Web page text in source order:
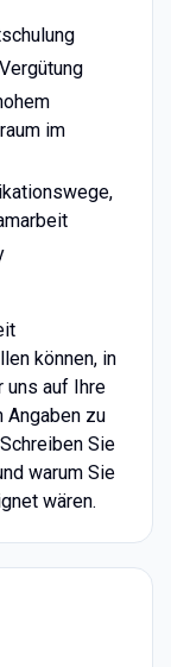
im
können, in
uns auf Ihre
zu
Sie
warum Sie
wären.